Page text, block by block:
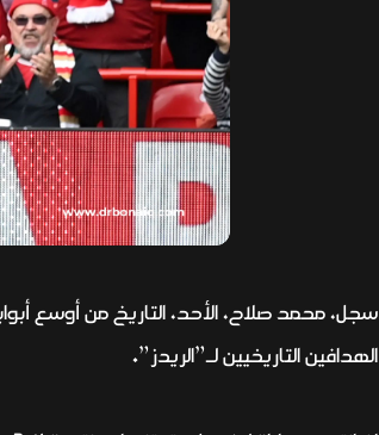
سجل، محمد صلاح، الأحد، التاريخ من أوسع
الهدافين التاريخيين لـ”الريدز”.